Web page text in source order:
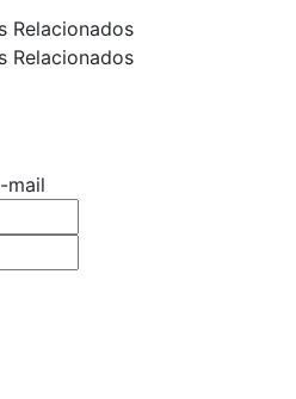
Relacionados
Relacionados
mail